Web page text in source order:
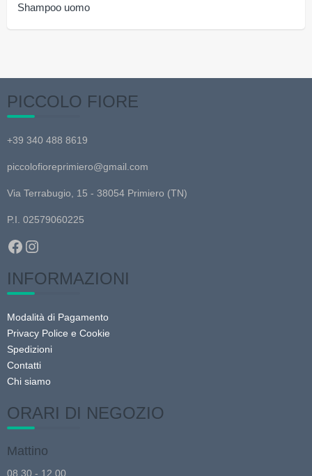
Shampoo uomo
PICCOLO FIORE
+39 340 488 8619
piccolofioreprimiero@gmail.com
Via Terrabugio, 15 - 38054 Primiero (TN)
P.I. 02579060225
Facebook
Instagram
INFORMAZIONI
Modalità di Pagamento
Privacy Police e Cookie
Spedizioni
Contatti
Chi siamo
ORARI DI NEGOZIO
Mattino
08.30 - 12.00